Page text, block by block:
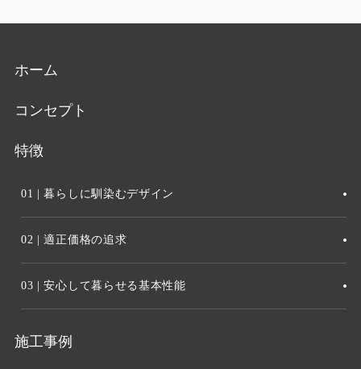
ホーム
コンセプト
特徴
01 | 暮らしに馴染むデザイン
02 | 適正価格の追求
03 | 安心して暮らせる基本性能
施工事例